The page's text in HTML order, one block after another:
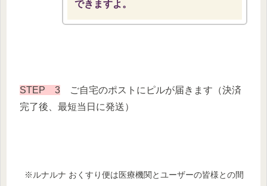
できますよ。
STEP 3 ご自宅のポストにピルが届きます（決済
完了後、最短当日に発送）
※ルナルナ おくすり便は医療機関とユーザーの皆様との間